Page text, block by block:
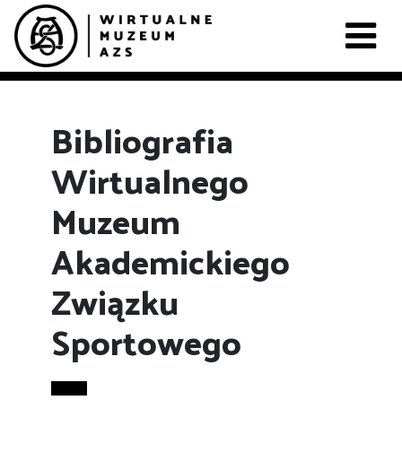
Bibliografia
Wirtualnego
Muzeum
Akademickiego
Związku
Sportowego